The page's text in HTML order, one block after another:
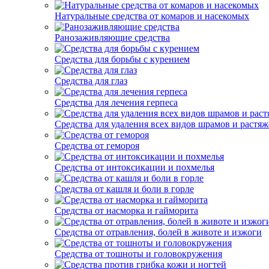
Натуральные средства от комаров и насекомых
Ранозаживляющие средства
Средства для борьбы с курением
Средства для глаз
Средства для лечения герпеса
Средства для удаления всех видов шрамов и
Средства от гемороя
Средства от интоксикации и похмелья
Средства от кашля и боли в горле
Средства от насморка и гайморита
Средства от отравления, болей в животе и изжоги
Средства от тошноты и головокружения